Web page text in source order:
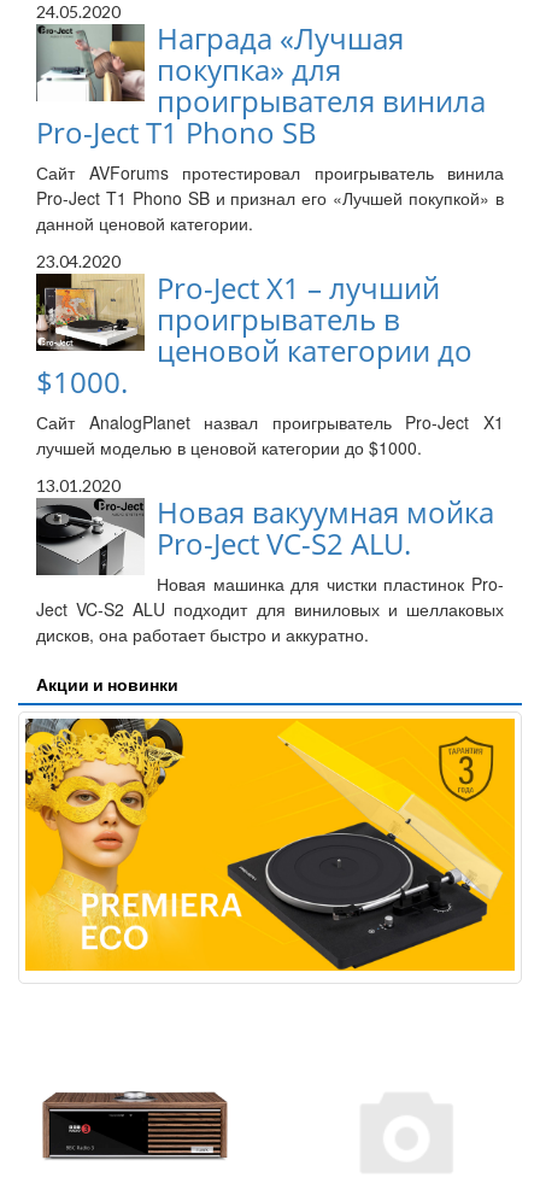
24.05.2020
Награда «Лучшая
покупка» для
проигрывателя винила
Pro-Ject T1 Phono SB
Сайт AVForums протестировал проигрыватель винила
Pro-Ject T1 Phono SB и признал его «Лучшей покупкой» в
данной ценовой категории.
23.04.2020
Pro-Ject X1 – лучший
проигрыватель в
ценовой категории до
$1000.
Сайт AnalogPlanet назвал проигрыватель Pro-Ject X1
лучшей моделью в ценовой категории до $1000.
13.01.2020
Новая вакуумная мойка
Pro-Ject VC-S2 ALU.
Новая машинка для чистки пластинок Pro-
Ject VC-S2 ALU подходит для виниловых и шеллаковых
дисков, она работает быстро и аккуратно.
Акции и новинки